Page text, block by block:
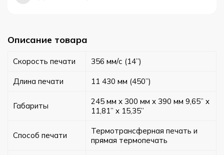
Описание товара
Скорость печати 356 мм/с (14”)
Длина печати 11 430 мм (450”)
Габариты
245 мм x 300 мм x 390 мм 9,65” x
11,81” x 15,35”
Способ печати
Термотрансферная печать и
прямая термопечать